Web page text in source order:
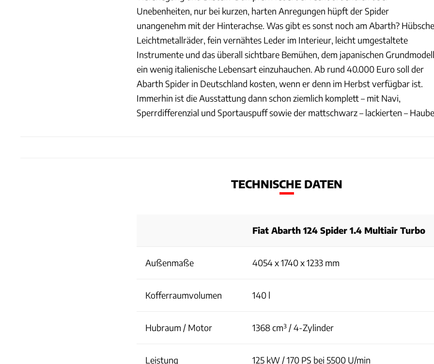
Unebenheiten, nur bei kurzen, harten Anregungen hüpft der Spider
unangenehm mit der Hinterachse. Was gibt es sonst noch am Abarth? Hübsche
Leichtmetallräder, fein vernähtes Leder im Interieur, leicht umgestaltete
Instrumente und das überall sichtbare Bemühen, dem japanischen Grundmodell
ein wenig italienische Lebensart einzuhauchen. Ab rund 40.000 Euro soll der
Abarth Spider in Deutschland kosten, wenn er denn im Herbst verfügbar ist.
Immerhin ist die Ausstattung dann schon ziemlich komplett – mit Navi,
Sperrdifferenzial und Sportauspuff sowie der mattschwarz – lackierten –
TECHNISCHE DATEN
Fiat Abarth 124 Spider 1.4 Multiair Turbo
Außenmaße 4054 x 1740 x 1233 mm
Kofferraumvolumen 140 l
Hubraum / Motor 1368 cm³ / 4-Zylinder
Leistung 125 kW / 170 PS bei 5500 U/min